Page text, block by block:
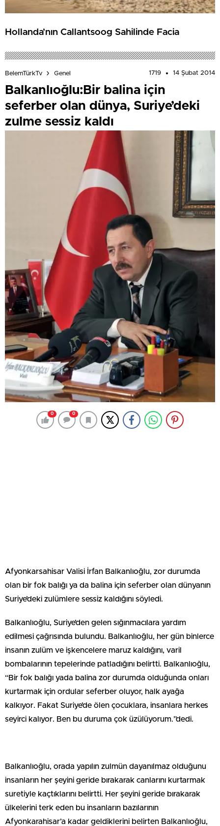
Hollanda’nın Callantsoog Sahilinde Facia
BelemTürkTv Genel 1719 14 Şubat 2014
Balkanlıoğlu:Bir balina için
seferber olan dünya, Suriye’deki
zulme sessiz kaldı
0 0
Afyonkarsahisar Valisi İrfan Balkanlıoğlu, zor durumda
olan bir fok balığı ya da balina için seferber olan dünyanın
Suriye’deki zulümlere sessiz kaldığını söyledi.
Balkanlıoğlu, Suriye’den gelen sığınmacılara yardım
edilmesi çağrısında bulundu. Balkanlıoğlu, her gün binlerce
insanın zulüm ve işkencelere maruz kaldığını, varil
bombalarının tepelerinde patladığını belirtti. Balkanlıoğlu,
“Bir fok balığı yada balina zor durumda olduğunda onları
kurtarmak için ordular seferber oluyor, halk ayağa
kalkıyor. Fakat Suriye’de ölen çocuklara, insanlara herkes
seyirci kalıyor. Ben bu duruma çok üzülüyorum.”dedi.
Balkanlıoğlu, orada yapılın zulmün dayanılmaz olduğunu
insanların her şeyini geride bırakarak canlarını kurtarmak
suretiyle kaçtıklarını belirtti. Her şeyini geride bırakarak
ülkelerini terk eden bu insanların bazılarının
Afyonkarahisar’a kadar geldiklerini belirten Balkanlıoğlu,